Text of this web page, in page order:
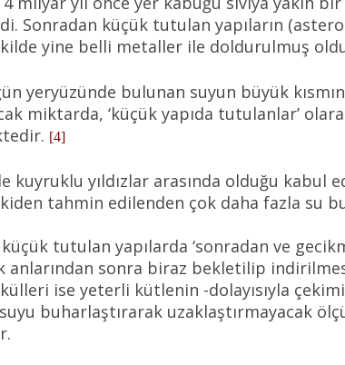
Sonradan küçük tutulan yapıların
yine belli metaller ile doldurulmuş
yeryüzünde bulunan suyun büyük
miktarda, ‘küçük yapıda tutulanlar’
[4]
kuyruklu yıldızlar arasında olduğu kabul
tahmin edilenden çok daha fazla su
tutulan yapılarda ‘sonradan ve
anlarından sonra biraz bekletilip
ise yeterli kütlenin -dolayısıyla
suyu buharlaştırarak uzaklaştırmayacak